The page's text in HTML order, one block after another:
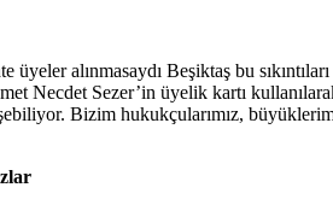
alınmasaydı Beşiktaş bu
Necdet Sezer’in üyelik kartı
Bizim hukukçularımız,